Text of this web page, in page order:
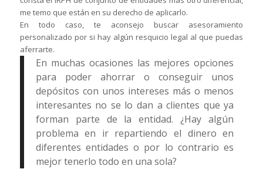
me temo que están en su derecho de aplicarlo.
En todo caso, te aconsejo buscar asesoramiento
personalizado por si hay algún resquicio legal al que puedas
aferrarte.
En muchas ocasiones las mejores opciones
para poder ahorrar o conseguir unos
depósitos con unos intereses más o menos
interesantes no se lo dan a clientes que ya
forman parte de la entidad. ¿Hay algún
problema en ir repartiendo el dinero en
diferentes entidades o por lo contrario es
mejor tenerlo todo en una sola?